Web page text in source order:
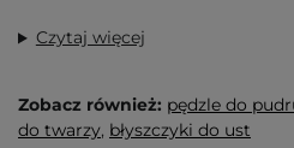
Czytaj więcej
Zobacz również: pędzle do
do twarzy, błyszczyki do ust